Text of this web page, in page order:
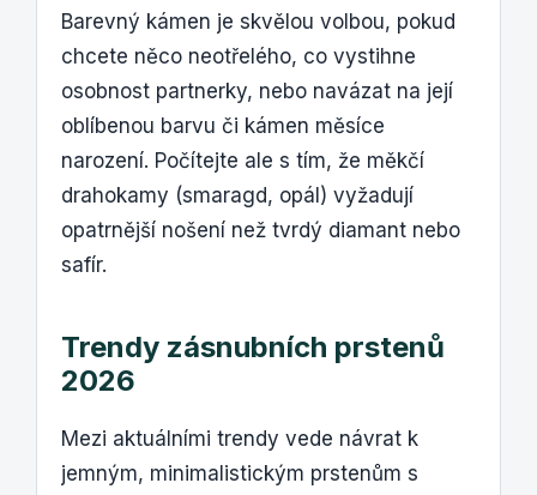
Barevný kámen je skvělou volbou, pokud
chcete něco neotřelého, co vystihne
osobnost partnerky, nebo navázat na její
oblíbenou barvu či kámen měsíce
narození. Počítejte ale s tím, že měkčí
drahokamy (smaragd, opál) vyžadují
opatrnější nošení než tvrdý diamant nebo
safír.
Trendy zásnubních prstenů
2026
Mezi aktuálními trendy vede návrat k
jemným, minimalistickým prstenům s